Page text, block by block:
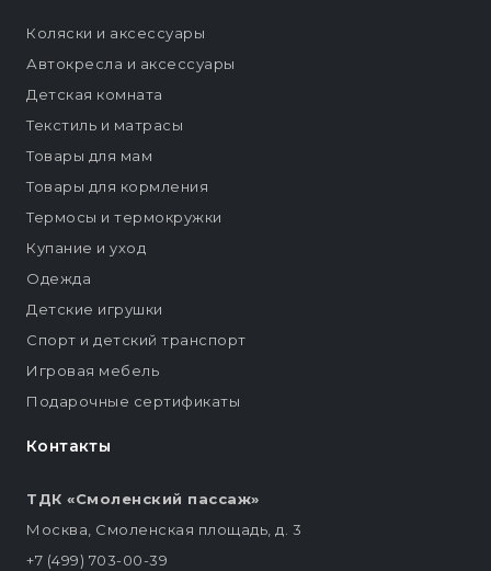
Контакты
ТДК «Смоленский пассаж»
Москва, Смоленская площадь, д. 3
+7 (499) 703-00-39
Коляски и аксессуары
Автокресла и аксессуары
Детская комната
Текстиль и матрасы
Товары для мам
Товары для кормления
Термосы и термокружки
Купание и уход
Одежда
Детские игрушки
Спорт и детский транспорт
Игровая мебель
Подарочные сертификаты